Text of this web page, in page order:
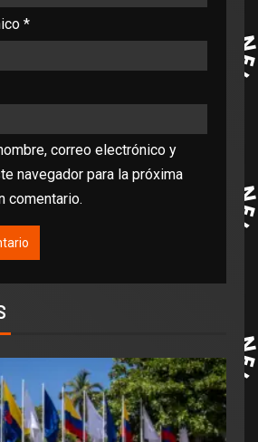
*
correo electrónico y
navegador para la próxima
comentario.